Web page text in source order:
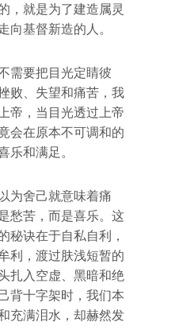
，就是为了建造属灵
向基督新造的人。
需要把目光定睛彼
败、失望和痛苦，我
帝，当目光透过上帝
会在原本不可调和的
乐和满足。
为舍己就意味着痛
愁苦，而是喜乐。这
秘诀在于自私自利，
利，渡过肤浅短暂的
扎入空虚、黑暗和绝
背十字架时，我们本
充满泪水，却赫然发